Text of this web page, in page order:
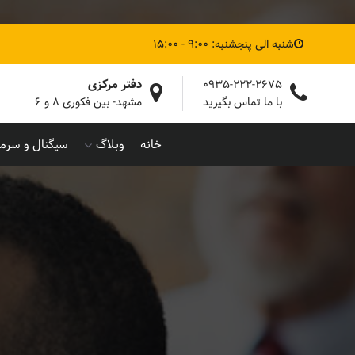
شنبه الی پنجشنبه: 9:00 - 15:00
0935-222-2675
با ما تماس بگیرید
دفتر مرکزی
مشهد- بین فکوری ۸ و ۶
خانه وبلاگ سیگنال و